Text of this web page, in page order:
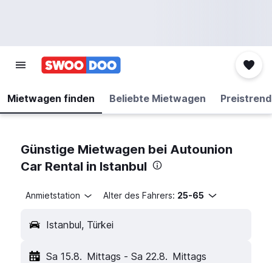
Mietwagen finden Beliebte Mietwagen
Günstige Mietwagen bei Autounion
Car Rental in Istanbul
Anmietstation Alter des Fahrers: 25-65
Istanbul, Türkei
Sa 15.8. Mittags - Sa 22.8. Mittags